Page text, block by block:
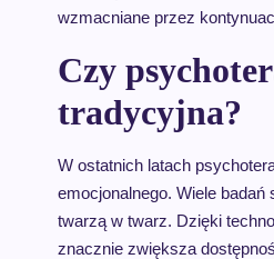
wzmacniane przez
Czy
tradycyjna?
W ostatnich latach
emocjonalnego. Wiele
twarzą w twarz. Dzięki
znacznie zwiększa